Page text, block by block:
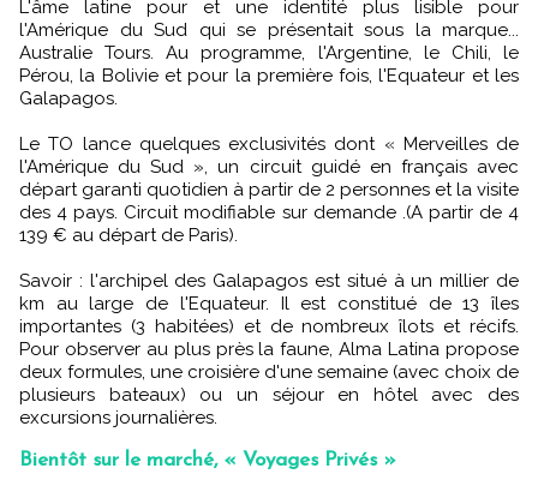
L'âme latine pour et une identité plus lisible pour
l'Amérique du Sud qui se présentait sous la marque...
Australie Tours. Au programme, l'Argentine, le Chili, le
Pérou, la Bolivie et pour la première fois, l'Equateur et les
Galapagos.
Le TO lance quelques exclusivités dont « Merveilles de
l'Amérique du Sud », un circuit guidé en français avec
départ garanti quotidien à partir de 2 personnes et la visite
des 4 pays. Circuit modifiable sur demande .(A partir de 4
139 € au départ de Paris).
Savoir : l'archipel des Galapagos est situé à un millier de
km au large de l'Equateur. Il est constitué de 13 îles
importantes (3 habitées) et de nombreux îlots et récifs.
Pour observer au plus près la faune, Alma Latina propose
deux formules, une croisière d'une semaine (avec choix de
plusieurs bateaux) ou un séjour en hôtel avec des
excursions journalières.
Bientôt sur le marché, « Voyages Privés »